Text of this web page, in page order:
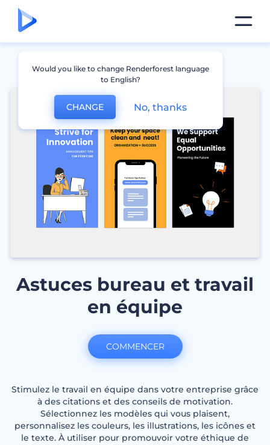
Astuces bureau et travail
en équipe
Stimulez le travail en équipe dans votre entreprise grâce
à des citations et des conseils de motivation.
Sélectionnez les modèles qui vous plaisent,
personnalisez les couleurs, les illustrations, les icônes et
le texte. À utiliser pour promouvoir votre éthique de
COMMENCER
Would you like to change Renderforest language
to English?
CHANGE No, thanks